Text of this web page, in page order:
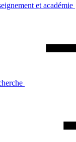
et académie